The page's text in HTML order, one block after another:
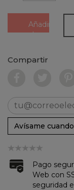
Añadir
al
Compartir
Avísame
Pago
Web con
seguridad